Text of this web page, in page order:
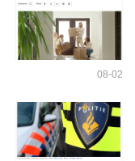
08-02